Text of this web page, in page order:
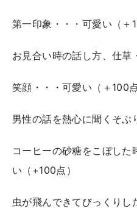
第一印象・・・可愛い（＋
お見合い時の話し方、仕草
笑顔・・・可愛い（＋100点
男性の話を熱心に聞くそぶ
コーヒーの砂糖をこぼした
い（+100点）
虫が飛んできてびっくり